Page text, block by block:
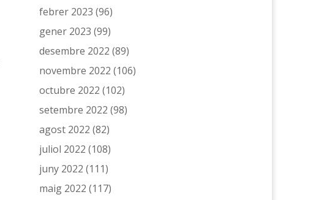
febrer 2023 (96)
gener 2023 (99)
desembre 2022 (89)
novembre 2022 (106)
octubre 2022 (102)
setembre 2022 (98)
agost 2022 (82)
juliol 2022 (108)
juny 2022 (111)
maig 2022 (117)